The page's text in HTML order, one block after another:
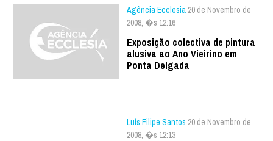
Agência Ecclesia 20 de Novembro de
2008, �s 12:16
Exposição colectiva de pintura
alusiva ao Ano Vieirino em
Ponta Delgada
Luís Filipe Santos 20 de Novembro de
2008, �s 12:13